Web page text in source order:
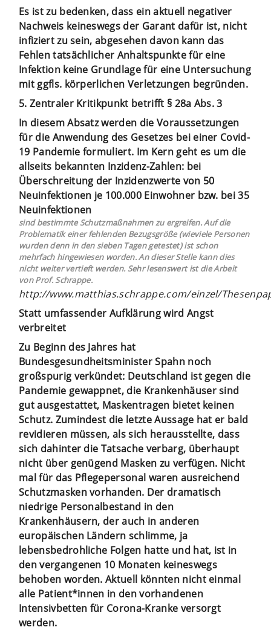
Es ist zu bedenken, dass ein aktuell negativer
Nachweis keineswegs der Garant dafür ist, nicht
infiziert zu sein, abgesehen davon kann das
Fehlen tatsächlicher Anhaltspunkte für eine
Infektion keine Grundlage für eine Untersuchung
mit ggfls. körperlichen Verletzungen begründen.
5. Zentraler Kritikpunkt betrifft § 28a Abs. 3
In diesem Absatz werden die Voraussetzungen
für die Anwendung des Gesetzes bei einer Covid-
19 Pandemie formuliert. Im Kern geht es um die
allseits bekannten Inzidenz-Zahlen: bei
Überschreitung der Inzidenzwerte von 50
Neuinfektionen je 100.000 Einwohner bzw. bei 35
Neuinfektionen
sind bestimmte Schutzmaßnahmen zu ergreifen. Auf die
Problematik einer fehlenden Bezugsgröße (wieviele Personen
wurden denn in den sieben Tagen getestet) ist schon
mehrfach hingewiesen worden. An dieser Stelle kann dies
nicht weiter vertieft werden. Sehr lesenswert ist die Arbeit
von Prof. Schrappe.
http://www.matthias.schrappe.com/einzel/
Statt umfassender Aufklärung wird Angst
verbreitet
Zu Beginn des Jahres hat
Bundesgesundheitsminister Spahn noch
großspurig verkündet: Deutschland ist gegen die
Pandemie gewappnet, die Krankenhäuser sind
gut ausgestattet, Maskentragen bietet keinen
Schutz. Zumindest die letzte Aussage hat er bald
revidieren müssen, als sich herausstellte, dass
sich dahinter die Tatsache verbarg, überhaupt
nicht über genügend Masken zu verfügen. Nicht
mal für das Pflegepersonal waren ausreichend
Schutzmasken vorhanden. Der dramatisch
niedrige Personalbestand in den
Krankenhäusern, der auch in anderen
europäischen Ländern schlimme, ja
lebensbedrohliche Folgen hatte und hat, ist in
den vergangenen 10 Monaten keineswegs
behoben worden. Aktuell könnten nicht einmal
alle Patient*innen in den vorhandenen
Intensivbetten für Corona-Kranke versorgt
werden.